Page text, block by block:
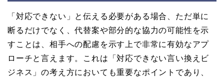
「対応できない」と伝える必要がある場合、ただ単に
断るだけでなく、代替案や部分的な協力の可能性を示
すことは、相手への配慮を示す上で非常に有効なアプ
ローチと言えます。これは「対応できない言い換えビ
ジネス」の考え方においても重要なポイントであり、